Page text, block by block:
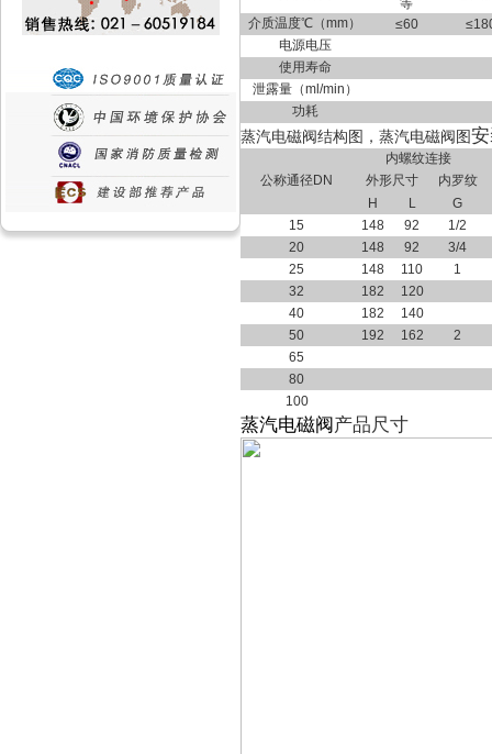
等
介质温度℃（mm）
≤60
电源电压
使用寿命
泄露量（ml/min）
功耗
蒸汽电磁阀结构图，蒸汽电磁阀图
公称通径DN
内螺纹连接
外形尺寸
内罗纹
H
L
G
15
148 92 1/2
20
148 92 3/4
25
148 110 1
32
182 120
40
182 140
50
192 162 2
65
80
100
蒸汽电磁阀产品尺寸